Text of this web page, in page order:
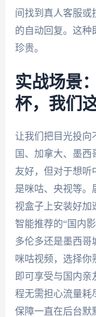
间找到真人客服或
的自动回复。这种
珍贵。
实战场景
杯，我们
让我们把目光投向
国、加拿大、墨
友好，但对于想听
是咪咕、央视等。
视盒子上安装好加
智能推荐的“国内
多伦多还是墨西哥
咪咕视频，选择你
即可享受与国内
程无需担心流量耗
保障一直在后台默